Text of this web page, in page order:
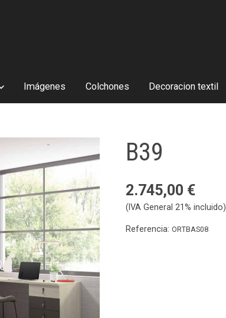
Imágenes Colchones Decoracion textil
B39
2.745,00 €
(IVA General 21% incluido)
Referencia:ORTBAS08